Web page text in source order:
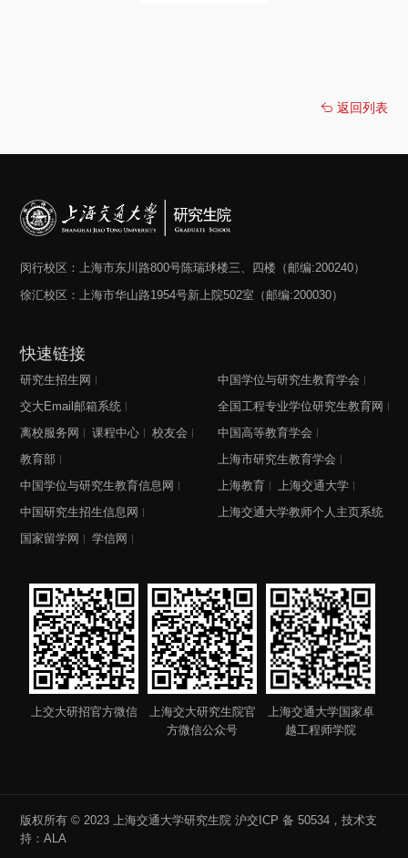
返回列表
闵行校区：上海市东川路800号陈瑞球楼三、四楼（邮编:200240）
徐汇校区：上海市华山路1954号新上院502室（邮编:200030）
快速链接
研究生招生网
交大Email邮箱系统
离校服务网
课程中心
校友会
教育部
中国学位与研究生教育信息网
中国研究生招生信息网
国家留学网
学信网
中国学位与研究生教育学会
全国工程专业学位研究生教育网
中国高等教育学会
上海市研究生教育学会
上海教育
上海交通大学
上海交通大学教师个人主页系统
上交大研招官方微信
上海交大研究生院官
方微信公众号
上海交通大学国家卓
越工程师学院
版权所有 © 2023 上海交通大学研究生院沪交ICP 备 50534 ，技术支
持：ALA